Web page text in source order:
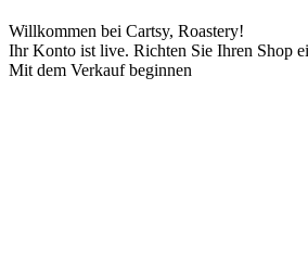
Willkommen bei Cartsy, Roastery!
Ihr Konto ist live. Richten Sie Ihren Shop
Mit dem Verkauf beginnen